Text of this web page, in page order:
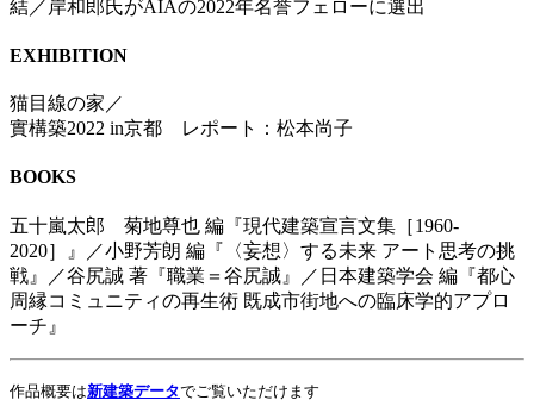
結／岸和郎氏がAIAの2022年名誉フェローに選出
EXHIBITION
猫目線の家／
實構築2022 in京都 レポート：松本尚子
BOOKS
五十嵐太郎 菊地尊也 編『現代建築宣言文集［1960-
2020］』／小野芳朗 編『〈妄想〉する未来 アート思考の挑
戦』／谷尻誠 著『職業＝谷尻誠』／日本建築学会 編『都心
周縁コミュニティの再生術 既成市街地への臨床学的アプロ
ーチ』
作品概要は新建築データでご覧いただけます